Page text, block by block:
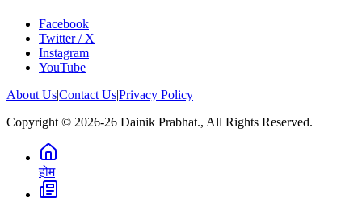
Facebook
Twitter / X
Instagram
YouTube
About Us|Contact Us|Privacy Policy
Copyright © 2026-26 Dainik Prabhat., All Rights Reserved.
होम